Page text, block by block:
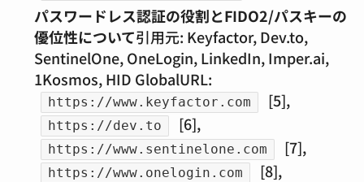
パスワードレス認証の役割とFIDO2/パスキーの
優位性について引用元: Keyfactor, Dev.to,
SentinelOne, OneLogin, LinkedIn, Imper.ai,
1Kosmos, HID GlobalURL:
https://www.keyfactor.com [5],
https://dev.to [6],
https://www.sentinelone.com [7],
https://www.onelogin.com [8],